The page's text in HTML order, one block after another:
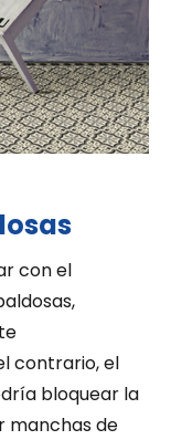
con el
contrario, el
bloquear la
manchas de